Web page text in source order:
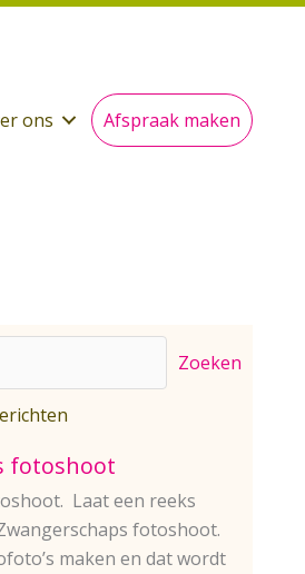
ons Afspraak maken
Zoeken
fotoshoot
Laat een reeks
fotoshoot.
maken en dat wordt